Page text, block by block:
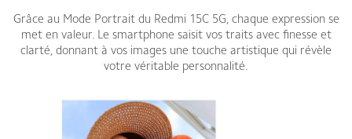
Grâce au Mode Portrait du Redmi 15C 5G, chaque expression se
met en valeur. Le smartphone saisit vos traits avec finesse et
clarté, donnant à vos images une touche artistique qui révèle
votre véritable personnalité.